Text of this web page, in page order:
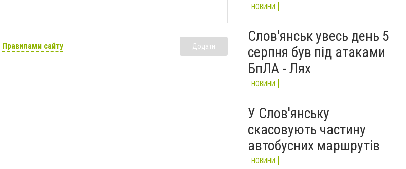
Правилами сайту Додати
НОВИНИ
Слов'янськ увесь день 5
серпня був під атаками
БпЛА - Лях
НОВИНИ
У Слов'янську
скасовують частину
автобусних маршрутів
НОВИНИ